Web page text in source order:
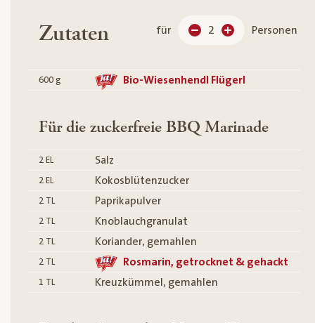
Zutaten für 2 Personen
600 g Bio-Wiesenhendl Flügerl
Für die zuckerfreie BBQ Marinade
2 EL Salz
2 EL Kokosblütenzucker
2 TL Paprikapulver
2 TL Knoblauchgranulat
2 TL Koriander, gemahlen
2 TL Rosmarin, getrocknet & gehackt
1 TL Kreuzkümmel, gemahlen